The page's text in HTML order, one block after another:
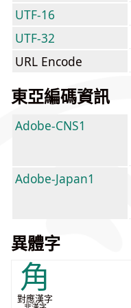
UTF-16
UTF-32
URL Encode
東亞編碼資訊
Adobe-CNS1
Adobe-Japan1
異體字
角
對應漢字